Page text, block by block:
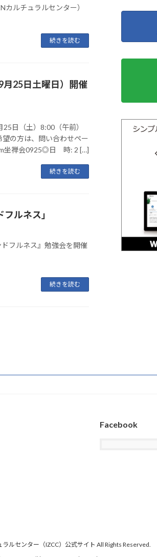
ルチュラルセンター）
続きを読む
25日土曜日）開催
日（土）8:00（午前）
の方は、問い合わせペー
坐禅会0925◎日 時: 2 […]
続きを読む
ルネス」
フルネス』勉強会を開催
続きを読む
Facebook
ルセンター（IZCC）公式サイト All Rights Reserved.